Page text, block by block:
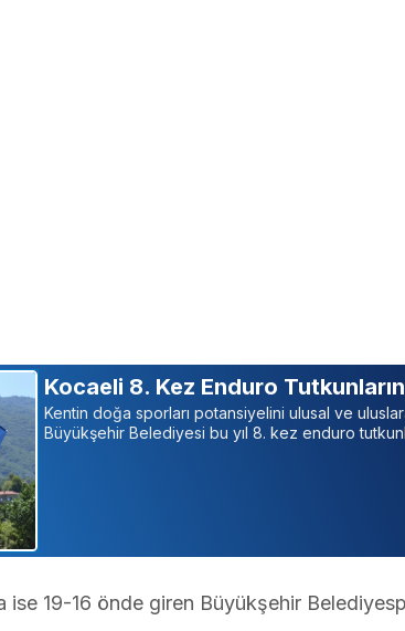
Kocaeli 8. Kez Enduro
Kentin doğa sporları potansiyelini ulusal ve
Büyükşehir Belediyesi bu yıl 8. kez enduro
ise 19-16 önde giren Büyükşehir